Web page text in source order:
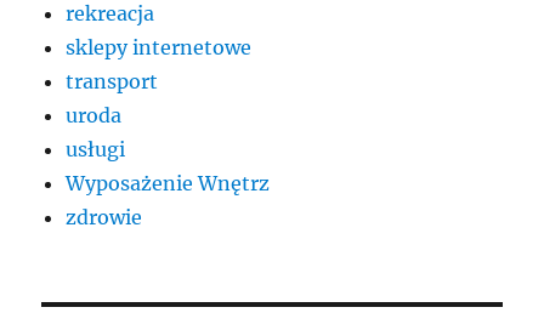
rekreacja
sklepy internetowe
transport
uroda
usługi
Wyposażenie Wnętrz
zdrowie